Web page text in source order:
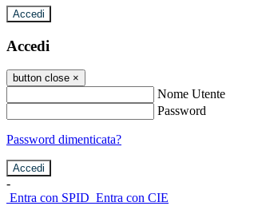
Accedi
Accedi
button close ×
Nome Utente
Password
Password dimenticata?
-
Entra con SPID Entra con CIE